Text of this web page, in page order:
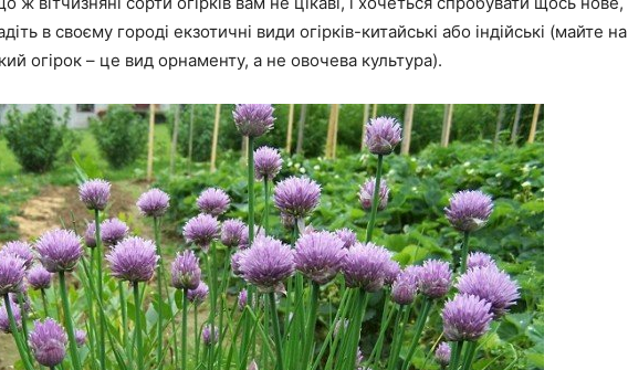
в своєму городі екзотичні види огірків-китайські або індійські (майте на
огірок – це вид орнаменту, а не овочева культура).